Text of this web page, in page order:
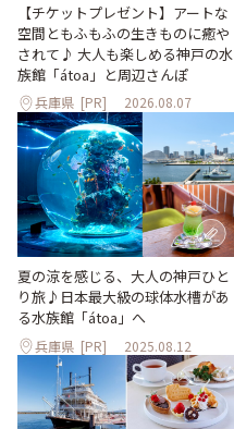
【チケットプレゼント】アートな
空間ともふもふの生きものに癒や
されて♪ 大人も楽しめる神戸の水
族館「átoa」と周辺さんぽ
兵庫県 [PR] 2026.08.07
夏の涼を感じる、大人の神戸ひと
り旅♪日本最大級の球体水槽があ
る水族館「átoa」へ
兵庫県 [PR] 2025.08.12